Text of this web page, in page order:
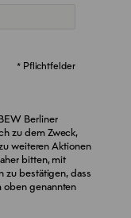
* Pflichtfelder
Berliner
zu dem Zweck,
weiteren Aktionen
bitten, mit
zu bestätigen, dass
oben genannten